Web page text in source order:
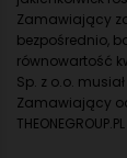
Zamawiający
bezpośrednio,
równowartość
Sp. z o.o.
Zamawiający